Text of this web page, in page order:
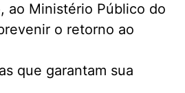
ao Ministério Público do
o retorno ao
que garantam sua